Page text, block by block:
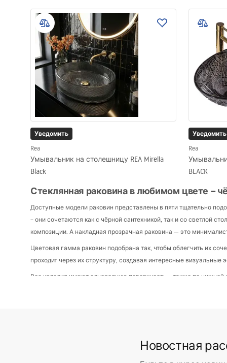
Уведомить
Rea
Умывальник на столешницу REA Mirella
Black
Уведомить
Rea
BLACK
Стеклянная раковина в любимом цвете –
Доступные модели раковин представлены в пяти тщательно
– они сочетаются как с чёрной сантехникой, так и со светлой
композиции. А накладная прозрачная раковина — это
Цветовая гамма раковин подобрана так, чтобы облегчить их
проходит через их структуру, создавая интересные
Все изделия имеют однородную поверхность – также по нижней
Круглые раковины особенно подойдут для небольших
Новостная